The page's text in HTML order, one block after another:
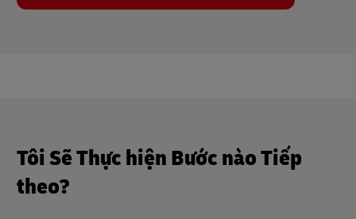
Tôi Sẽ Thực hiện Bước nào Tiếp
theo?